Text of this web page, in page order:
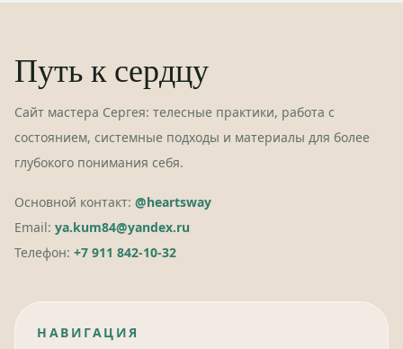
Путь к сердцу
Сайт мастера Сергея: телесные практики, работа с
состоянием, системные подходы и материалы для более
глубокого понимания себя.
Основной контакт: @heartsway
Email: ya.kum84@yandex.ru
Телефон: +7 911 842-10-32
НАВИГАЦИЯ